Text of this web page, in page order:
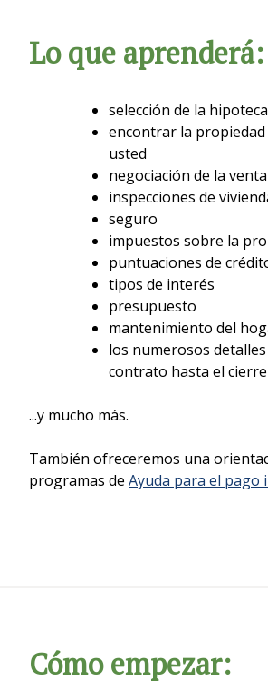
Lo que aprenderá:
selección de la
encontrar la propiedad
usted
negociación de la venta
inspecciones de
seguro
impuestos sobre la
puntuaciones de
tipos de interés
presupuesto
mantenimiento del
los numerosos detalles
contrato hasta el cierre
...y mucho más.
También ofreceremos una
programas de Ayuda para el pago
Cómo empezar: